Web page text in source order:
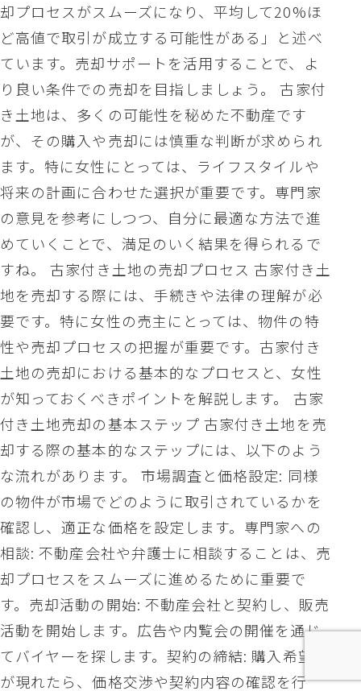
却プロセスがスムーズになり、平均して20%ほ
ど高値で取引が成立する可能性がある」と述べ
ています。売却サポートを活用することで、よ
り良い条件での売却を目指しましょう。 古家付
き土地は、多くの可能性を秘めた不動産です
が、その購入や売却には慎重な判断が求められ
ます。特に女性にとっては、ライフスタイルや
将来の計画に合わせた選択が重要です。専門家
の意見を参考にしつつ、自分に最適な方法で進
めていくことで、満足のいく結果を得られるで
すね。 古家付き土地の売却プロセス 古家付き土
地を売却する際には、手続きや法律の理解が必
要です。特に女性の売主にとっては、物件の特
性や売却プロセスの把握が重要です。古家付き
土地の売却における基本的なプロセスと、女性
が知っておくべきポイントを解説します。 古家
付き土地売却の基本ステップ 古家付き土地を売
却する際の基本的なステップには、以下のよう
な流れがあります。 市場調査と価格設定: 同様
の物件が市場でどのように取引されているかを
確認し、適正な価格を設定します。専門家への
相談: 不動産会社や弁護士に相談することは、売
却プロセスをスムーズに進めるために重要で
す。売却活動の開始: 不動産会社と契約し、販売
活動を開始します。広告や内覧会の開催を通じ
てバイヤーを探します。契約の締結: 購入希望者
が現れたら、価格交渉や契約内容の確認を行